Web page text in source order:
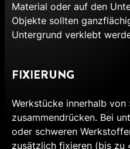
Material oder auf den
Objekte sollten
Untergrund verklebt
FIXIERUNG
Werkstücke innerhalb von
zusammendrücken. Bei
oder schweren
zusätzlich fixieren (bis zu